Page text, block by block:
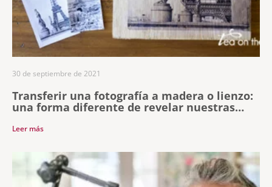
Transferir una fotografía a madera o lienzo:
una forma diferente de revelar nuestras
30 de septiembre de 2021
Leer más